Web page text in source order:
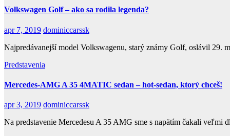
Volkswagen Golf – ako sa rodila legenda?
apr 7, 2019 dominiccarssk
Najpredávanejší model Volkswagenu, starý známy Golf, oslávil 29.
Predstavenia
Mercedes-AMG A 35 4MATIC sedan – hot-sedan, ktorý chceš!
apr 3, 2019 dominiccarssk
Na predstavenie Mercedesu A 35 AMG sme s napätím čakali